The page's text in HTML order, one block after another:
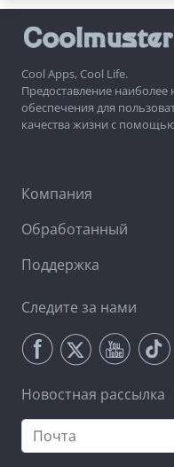
Cool Apps, Cool Life.
Предоставление
обеспечения для
качества жизни с
Компания
Обработанный
Поддержка
Следите за нами
Новостная рассылка